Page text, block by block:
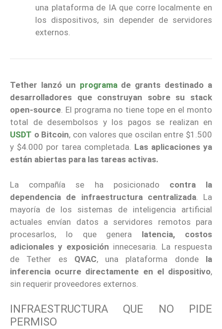
una plataforma de IA que corre localmente en
los dispositivos, sin depender de servidores
externos.
Tether lanzó un programade grants destinado a
desarrolladores que construyan sobre su stack
open-source. El programa no tiene tope en el monto
total de desembolsos y los pagos se realizan en
USDT o Bitcoin, con valores que oscilan entre $1.500
y $4.000 por tarea completada. Las aplicaciones ya
están abiertas para las tareas activas.
La compañía se ha posicionado contra la
dependencia de infraestructura centralizada. La
mayoría de los sistemas de inteligencia artificial
actuales envían datos a servidores remotos para
procesarlos, lo que genera latencia, costos
adicionales y exposición innecesaria. La respuesta
de Tether es QVAC, una plataforma donde la
inferencia ocurre directamente en el dispositivo,
sin requerir proveedores externos.
INFRAESTRUCTURA QUE NO PIDE
PERMISO